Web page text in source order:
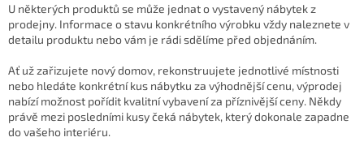
U některých produktů se může jednat o vystavený nábytek z
prodejny. Informace o stavu konkrétního výrobku vždy naleznete v
detailu produktu nebo vám je rádi sdělíme před objednáním.
Ať už zařizujete nový domov, rekonstruujete jednotlivé místnosti
nebo hledáte konkrétní kus nábytku za výhodnější cenu, výprodej
nabízí možnost pořídit kvalitní vybavení za příznivější ceny. Někdy
právě mezi posledními kusy čeká nábytek, který dokonale zapadne
do vašeho interiéru.